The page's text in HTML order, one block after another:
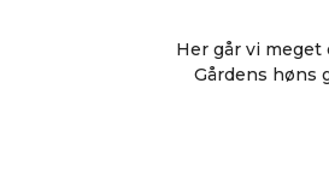
Her går vi meget
Gårdens høns